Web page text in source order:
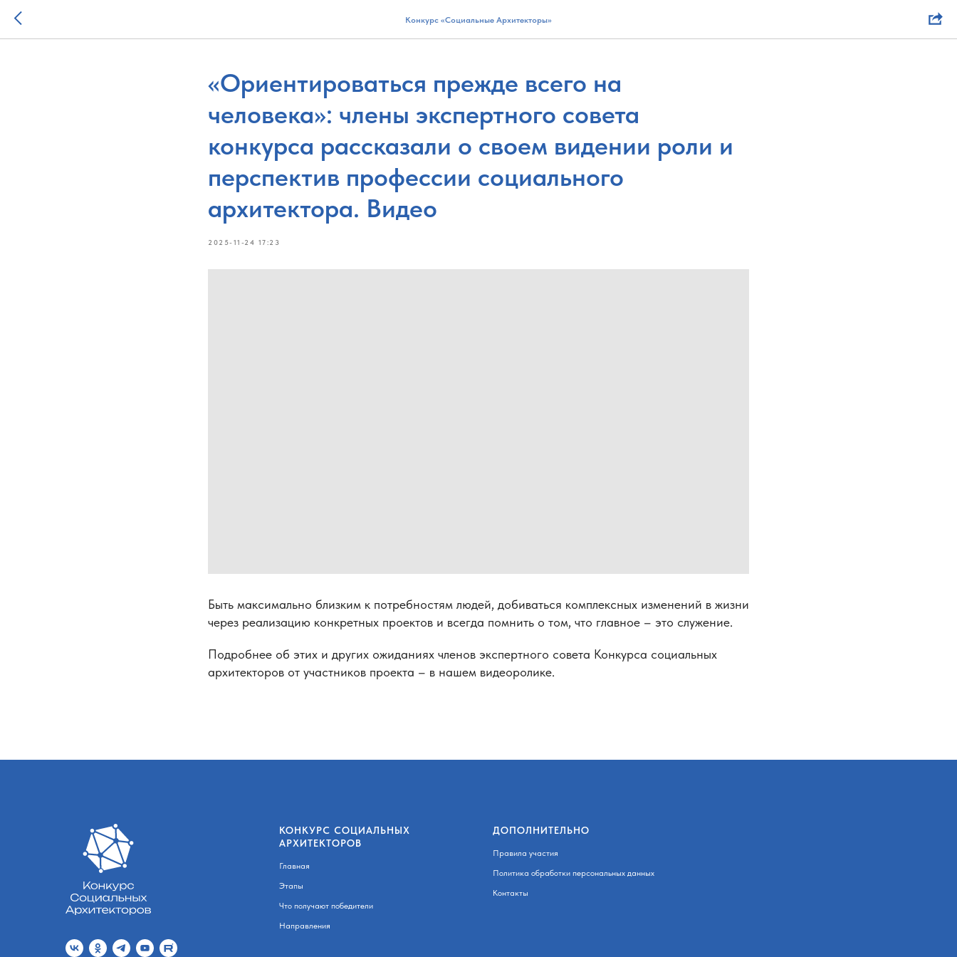
Конкурс «Социальные Архитекторы»
«Ориентироваться прежде всего на
человека»: члены экспертного совета
конкурса рассказали о своем видении роли и
перспектив профессии социального
архитектора. Видео
2025-11-24 17:23
Быть максимально близким к потребностям людей, добиваться комплексных изменений в жизни
через реализацию конкретных проектов и всегда помнить о том, что главное – это служение.
Подробнее об этих и других ожиданиях членов экспертного совета Конкурса социальных
архитекторов от участников проекта – в нашем видеоролике.
КОНКУРС СОЦИАЛЬНЫХ
АРХИТЕКТОРОВ
Главная
Этапы
Что получают победители
Направления
ДОПОЛНИТЕЛЬНО
Правила участия
Политика обработки персональных данных
Контакты